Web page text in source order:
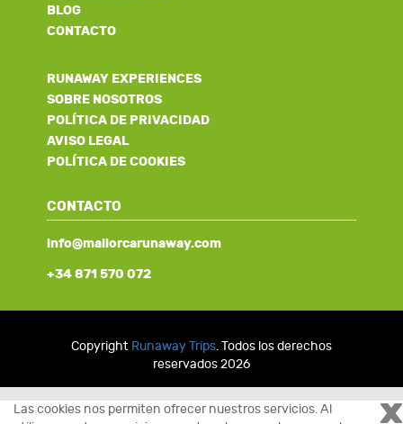
BLOG
CONTACTO
RUNAWAY EXPERIENCES
SOBRE NOSOTROS
POLÍTICA DE PRIVACIDAD
AVISO LEGAL
POLÍTICA DE COOKIES
CONTACTO
info@mallorcarunaway.com
+34 871 570 072
Copyright Runaway Trips. Todos los derechos
reservados 2026
x
Las cookies nos permiten ofrecer nuestros servicios. Al